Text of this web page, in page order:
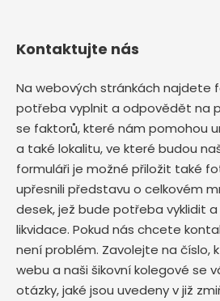
Kontaktujte nás
Na webových stránkách najdete
potřeba vyplnit a odpovědět na
se faktorů, které nám pomohou
a také lokalitu, ve které budou
formuláři je možné přiložit také
upřesnili představu o celkovém
desek, jež bude potřeba vyklidit
likvidace. Pokud nás chcete
není problém. Zavolejte na číslo,
webu a naši šikovní kolegové se
otázky, jaké jsou uvedeny v již